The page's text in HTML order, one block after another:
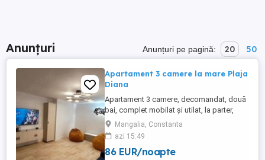
Anunțuri Anunțuri pe pagină: 20 50
Apartament 3 camere la mare Plaja
Diana
Apartament 3 camere, decomandat, două
bai, complet mobilat și utilat, la parter,
foarte aproape de plajă și are două locuri
de parcare. Apartamentul renovat recent și
dispune de toate dotările necesare pentru
un concediu reușit la malul mării (aer
Mangalia, Constanta
azi 15:49
86 EUR/noapte